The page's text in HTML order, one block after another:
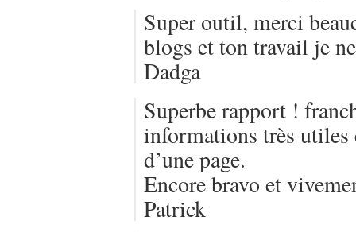
Super outil, merci
blogs et ton travail je
Dadga
Superbe rapport !
informations très utiles
d’une page.
Encore bravo et
Patrick